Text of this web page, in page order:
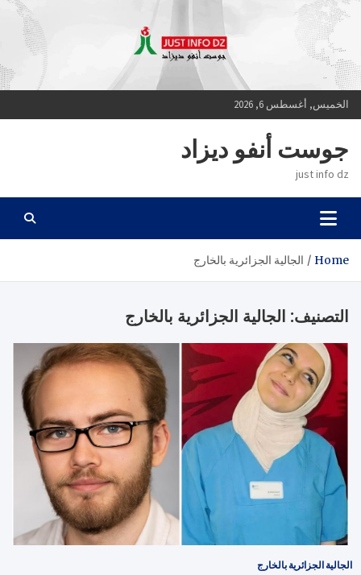
Skip
content
الخميس, أغسطس 6, 2026
جوست أنفو ديزاد
just info dz
Home الجالية الجزائرية بالخارج
التصنيف: الجالية الجزائرية بالخارج
الجالية الجزائرية بالخارج